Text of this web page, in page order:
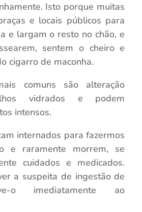
Isto porque muitas
e locais públicos para
e largam o resto no chão, e
sentem o cheiro e
cigarro de maconha.
comuns são alteração
vidrados e podem
intensos.
internados para fazermos
e raramente morrem, se
cuidados e medicados.
a suspeita de ingestão de
o imediatamente ao